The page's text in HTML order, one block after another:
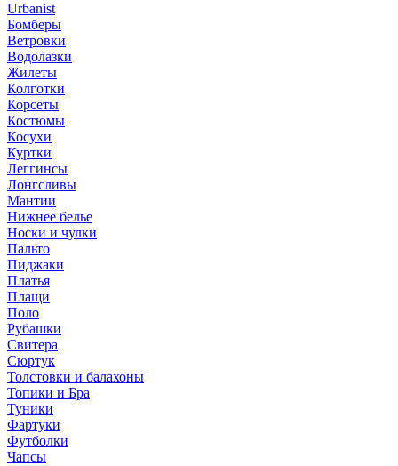
Urbanist
Бомберы
Ветровки
Водолазки
Жилеты
Колготки
Корсеты
Костюмы
Косухи
Куртки
Леггинсы
Лонгсливы
Мантии
Нижнее белье
Носки и чулки
Пальто
Пиджаки
Платья
Плащи
Поло
Рубашки
Свитера
Сюртук
Толстовки и балахоны
Топики и Бра
Туники
Фартуки
Футболки
Чапсы